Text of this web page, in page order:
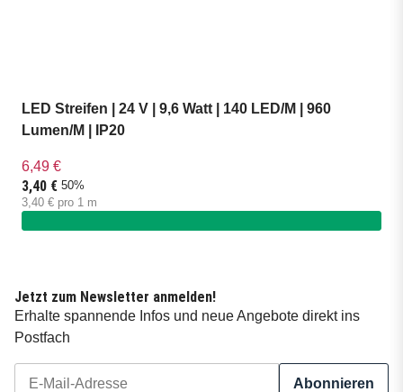
LED Streifen | 24 V | 9,6 Watt | 140 LED/M | 960
Lumen/M | IP20
6,49 €
3,40 € 50%
3,40 € pro 1 m
Jetzt zum Newsletter anmelden!
Erhalte spannende Infos und neue Angebote direkt ins
Postfach
Abonnieren